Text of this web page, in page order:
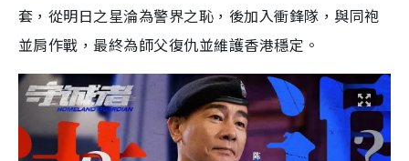
套，從明日之星淪為警界之恥，後加入衝鋒隊，與同袍
並肩作戰，最終為師父復仇並維護香港穩定。